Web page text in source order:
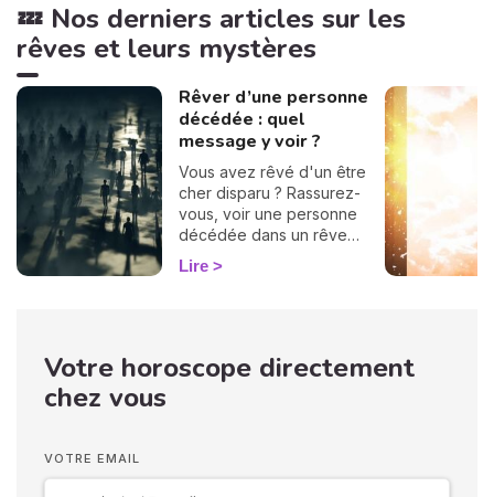
💤 Nos derniers articles sur les
rêves et leurs mystères
Rêver d’une personne
décédée : quel
message y voir ?
Vous avez rêvé d'un être
cher disparu ? Rassurez-
vous, voir une personne
décédée dans un rêve
n’annonce en aucun cas
votre propre décès. Ces
des périodes difficiles, et
elles peuvent nous
Lire
Votre horoscope directement
chez vous
VOTRE EMAIL